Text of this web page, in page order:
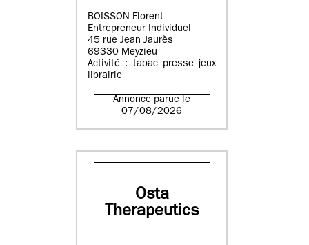
BOISSON Florent
Entrepreneur Individuel
45 rue Jean Jaurès
69330 Meyzieu
Activité : tabac presse jeux
librairie
Annonce parue le
07/08/2026
Osta
Therapeutics